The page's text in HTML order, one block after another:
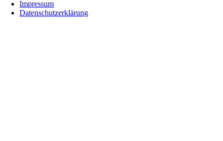
Impressum
Datenschutzerklärung